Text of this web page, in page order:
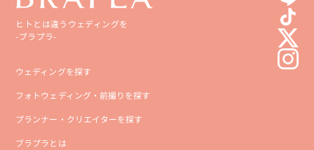
ヒトとは違うウェディングを
-ブラプラ-
ウェディングを探す
フォトウェディング・前撮りを探す
プランナー・クリエイターを探す
ブラプラとは